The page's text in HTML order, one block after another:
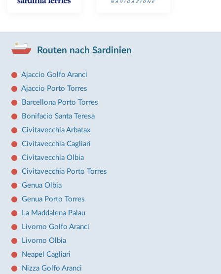
Routen nach Sardinien
Ajaccio Golfo Aranci
Ajaccio Porto Torres
Barcellona Porto Torres
Bonifacio Santa Teresa
Civitavecchia Arbatax
Civitavecchia Cagliari
Civitavecchia Olbia
Civitavecchia Porto Torres
Genua Olbia
Genua Porto Torres
La Maddalena Palau
Livorno Golfo Aranci
Livorno Olbia
Neapel Cagliari
Nizza Golfo Aranci